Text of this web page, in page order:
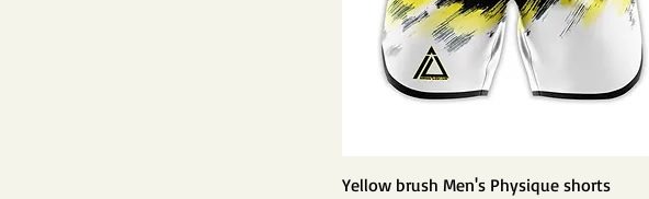
Yellow brush Men's Physique shorts